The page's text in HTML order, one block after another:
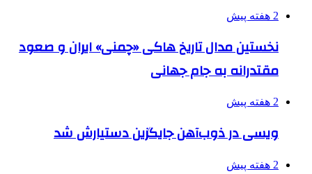
2 هفته پیش
نخستین مدال تاریخ هاکی «چمنی» ایران و صعود
مقتدرانه به جام جهانی
2 هفته پیش
ویسی در ذوب‌آهن جایگزین دستیارش شد
2 هفته پیش